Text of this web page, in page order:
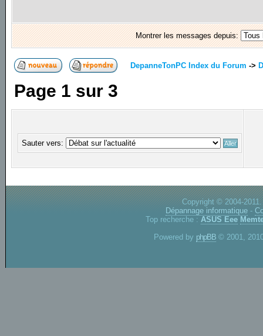
Montrer les messages depuis:
DepanneTonPC Index du Forum ->
Page 1 sur3
Sauter vers:
Copyright © 2004-
Dépannage informatique -
Top recherche : ASUS Eee
Powered by phpBB © 2001,